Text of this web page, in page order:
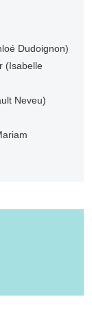
Dudoignon)
(Isabelle
Neveu)